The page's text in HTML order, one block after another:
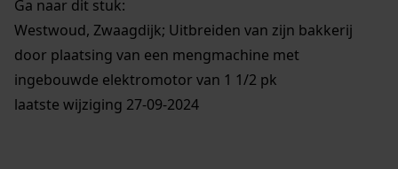
Ga naar dit stuk:
Westwoud, Zwaagdijk; Uitbreiden van zijn bakkerij
door plaatsing van een mengmachine met
ingebouwde elektromotor van 1 1/2 pk
laatste wijziging 27-09-2024